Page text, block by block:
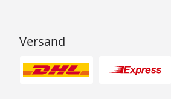
Versand